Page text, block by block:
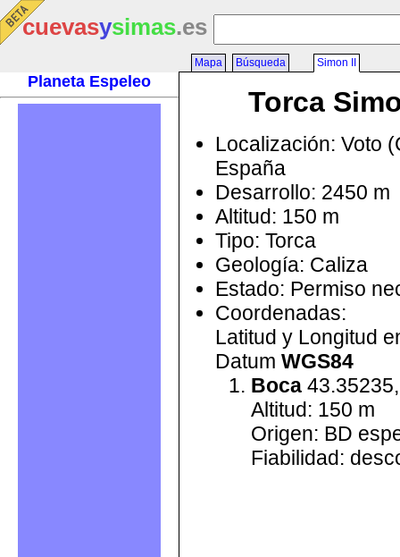
cuevasysimas.es
Planeta Espeleo
Mapa Búsqueda Simon II
Torca
Localización: Voto
España
Desarrollo: 2450 m
Altitud: 150 m
Tipo: Torca
Geología: Caliza
Estado: Permiso
Coordenadas:
Latitud y Longitud
Datum WGS84
Boca
Altitud: 150 m
Origen: BD
Fiabilidad: